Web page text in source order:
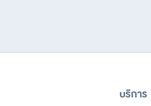
บริการ